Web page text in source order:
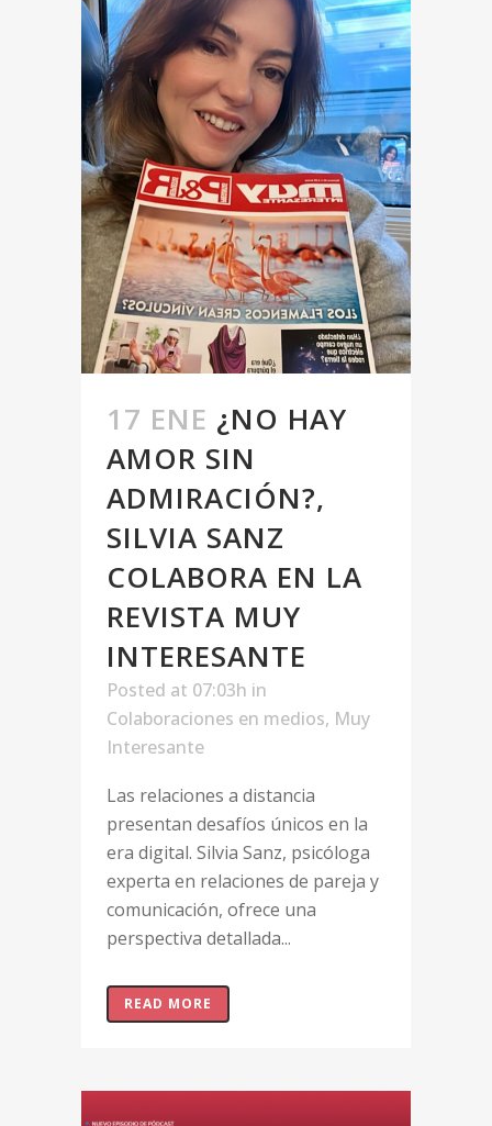
17 ENE ¿NO HAY
AMOR SIN
ADMIRACIÓN?,
SILVIA SANZ
COLABORA EN LA
REVISTA MUY
INTERESANTE
Posted at 07:03h in
Colaboraciones en medios, Muy
Interesante
Las relaciones a distancia
presentan desafíos únicos en la
era digital. Silvia Sanz, psicóloga
experta en relaciones de pareja y
comunicación, ofrece una
perspectiva detallada...
READ MORE